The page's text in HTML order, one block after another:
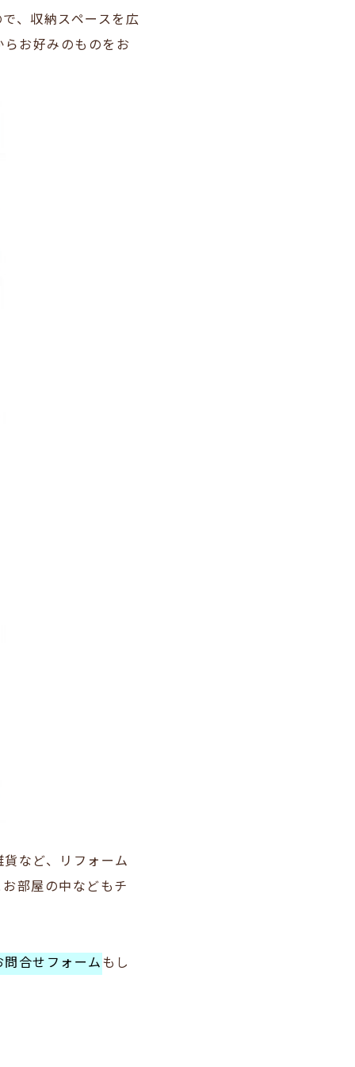
、収納スペースを広
お好みのものをお
など、リフォーム
部屋の中などもチ
問合せフォームもし